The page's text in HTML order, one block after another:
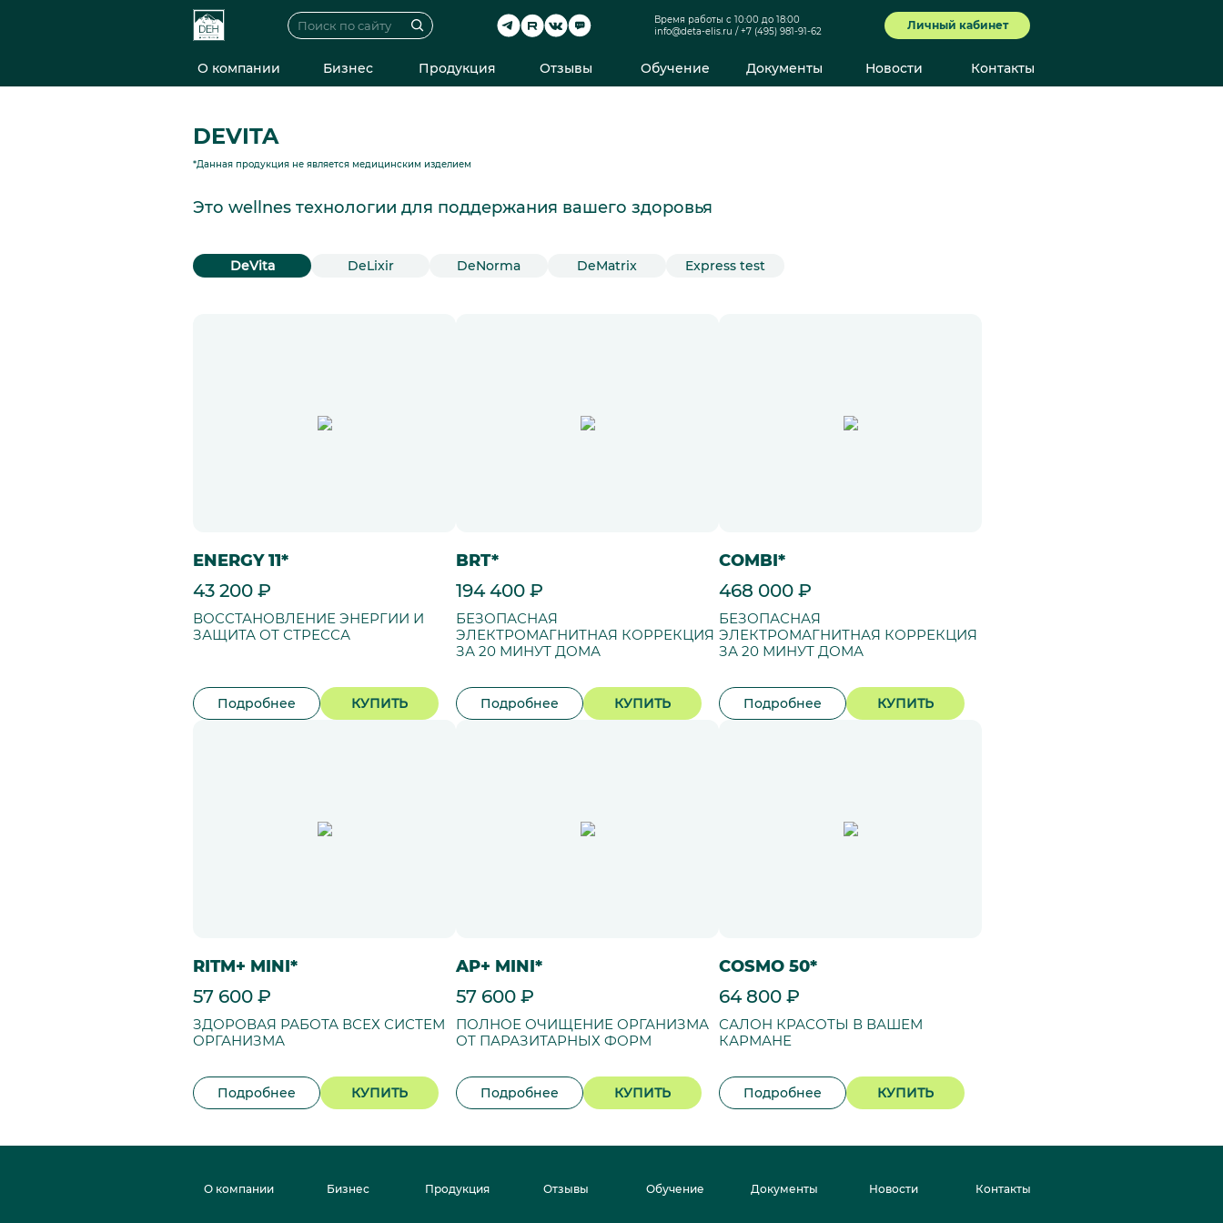
Время работы с 10:00 до 18:00
info@deta-elis.ru / +7 (495) 981-91-62 Личный кабинет
О компании Бизнес Продукция Отзывы Обучение Документы Новости Контакты
DEVITA
*Данная продукция не является медицинским изделием
Это wellnes технологии для поддержания вашего здоровья
DeVita DeLixir DeNorma DeMatrix Express test
ENERGY 11*
43 200 ₽
ВОССТАНОВЛЕНИЕ ЭНЕРГИИ И
ЗАЩИТА ОТ СТРЕССА
Подробнее КУПИТЬ
BRT*
194 400 ₽
БЕЗОПАСНАЯ
ЭЛЕКТРОМАГНИТНАЯ КОРРЕКЦИЯ
ЗА 20 МИНУТ ДОМА
Подробнее КУПИТЬ
COMBI*
468 000 ₽
БЕЗОПАСНАЯ
ЭЛЕКТРОМАГНИТНАЯ КОРРЕКЦИЯ
ЗА 20 МИНУТ ДОМА
Подробнее КУПИТЬ
RITM+ MINI*
57 600 ₽
ЗДОРОВАЯ РАБОТА ВСЕХ СИСТЕМ
ОРГАНИЗМА
Подробнее КУПИТЬ
AP+ MINI*
57 600 ₽
ПОЛНОЕ ОЧИЩЕНИЕ ОРГАНИЗМА
ОТ ПАРАЗИТАРНЫХ ФОРМ
Подробнее КУПИТЬ
COSMO 50*
64 800 ₽
САЛОН КРАСОТЫ В ВАШЕМ
КАРМАНЕ
Подробнее КУПИТЬ
О компании Бизнес Продукция Отзывы Обучение Документы Новости Контакты